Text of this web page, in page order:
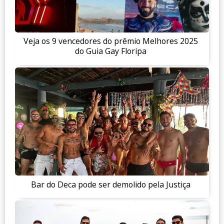
Veja os 9 vencedores do prêmio Melhores 2025
do Guia Gay Floripa
Bar do Deca pode ser demolido pela Justiça